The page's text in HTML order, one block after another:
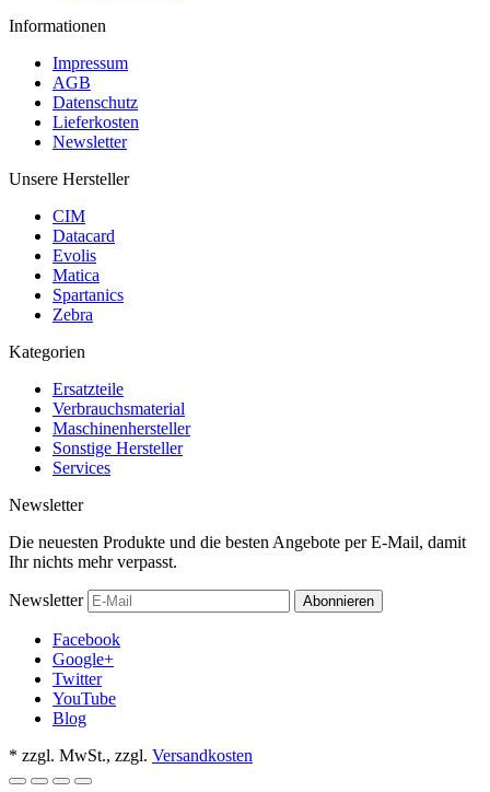
Informationen
Impressum
AGB
Datenschutz
Lieferkosten
Newsletter
Unsere Hersteller
CIM
Datacard
Evolis
Matica
Spartanics
Zebra
Kategorien
Ersatzteile
Verbrauchsmaterial
Maschinenhersteller
Sonstige Hersteller
Services
Newsletter
Die neuesten Produkte und die besten Angebote per E-Mail, damit
Ihr nichts mehr verpasst.
Newsletter Abonnieren
Facebook
Google+
Twitter
YouTube
Blog
* zzgl. MwSt., zzgl. Versandkosten